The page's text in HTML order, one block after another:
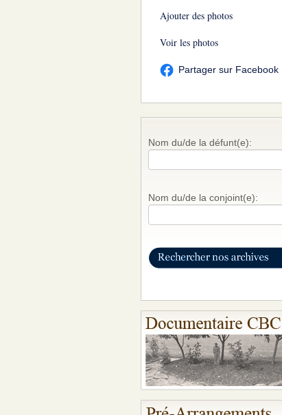
Ajouter des photos
Voir les photos
Partager sur Facebook
Nom du/de la défunt(e):
Nom du/de la conjoint(e):